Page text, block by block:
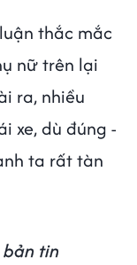
thắc mắc
nữ trên lại
ra, nhiều
xe, dù đúng -
ta rất tàn
tin